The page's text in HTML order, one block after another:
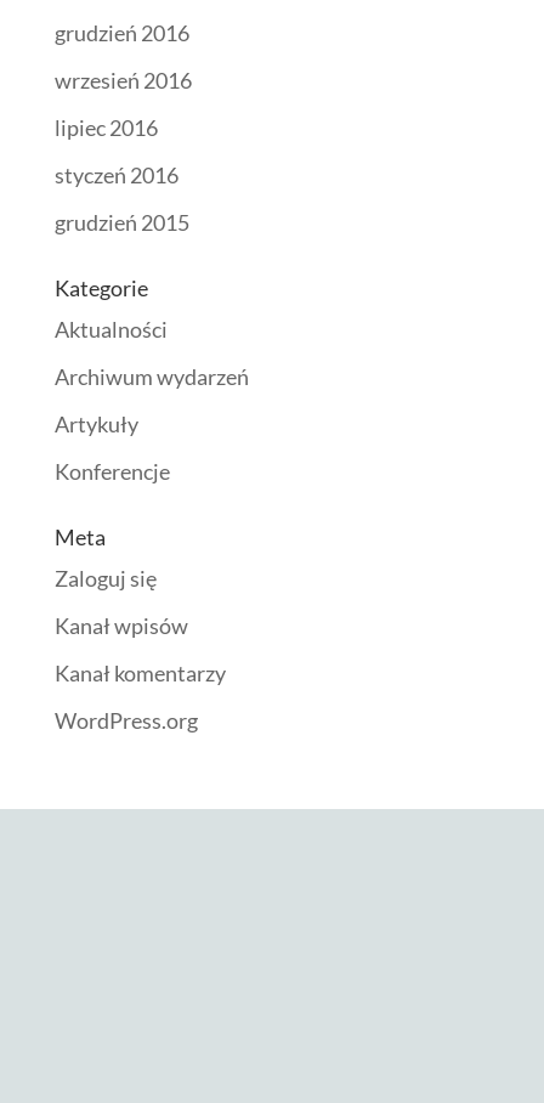
grudzień 2016
wrzesień 2016
lipiec 2016
styczeń 2016
grudzień 2015
Kategorie
Aktualności
Archiwum wydarzeń
Artykuły
Konferencje
Meta
Zaloguj się
Kanał wpisów
Kanał komentarzy
WordPress.org